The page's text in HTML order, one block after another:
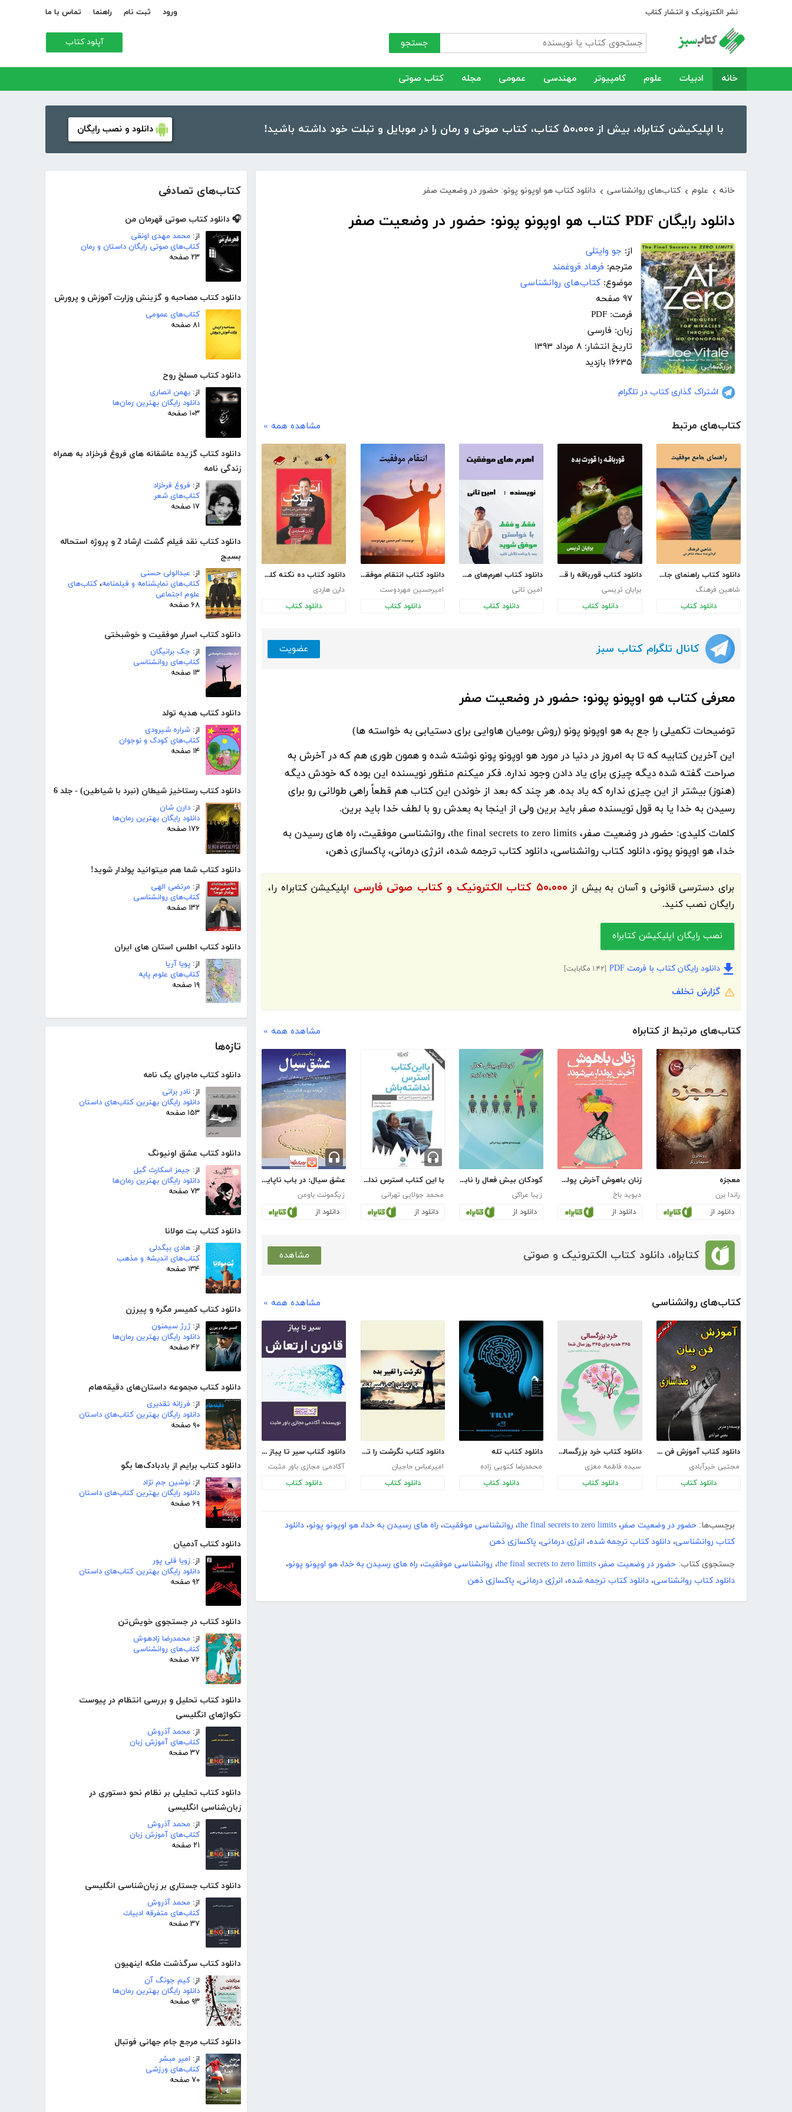
نشر الکترونیک و انتشار کتاب ورود ثبت نام راهنما تماس با ما
جستجو آپلود کتاب
خانه ادبیات علوم کامپیوتر مهندسی عمومی مجله کتاب صوتی
با اپلیکیشن کتابراه، بیش از ۵۰،۰۰۰ کتاب، کتاب صوتی و رمان را در موبایل و تبلت خود داشته باشید! دانلود و نصب رایگان
کتاب‌های تصادفی
🎧 دانلود کتاب صوتی قهرمان من
از: محمد مهدی اونقی
کتاب‌های صوتی رایگان داستان و رمان
۲۳ صفحه
دانلود کتاب مصاحبه و گزینش وزارت آموزش و پرورش
کتاب‌های عمومی
۸۱ صفحه
دانلود کتاب مسلخ روح
از: بهمن انصاری
دانلود رایگان بهترین رمان‌ها
۱۰۳ صفحه
دانلود کتاب گزیده عاشقانه های فروغ فرخزاد به همراه
زندگی نامه
از: فروغ فرخزاد
کتاب‌های شعر
۱۷ صفحه
دانلود کتاب نقد فیلم گشت ارشاد 2 و پروژه استحاله
بسیج
از: عبدالولی حسنی
کتاب‌های نمایشنامه و فیلمنامه، کتاب‌های
علوم اجتماعی
۶۸ صفحه
دانلود کتاب اسرار موفقیت و خوشبختی
از: جک برانیگان
کتاب‌های روانشناسی
۱۳ صفحه
دانلود کتاب هدیه تولد
از: شراره شیرودی
کتاب‌های کودک و نوجوان
۱۴ صفحه
دانلود کتاب رستاخیز شیطان (نبرد با شیاطین) - جلد 6
از: دارن شان
دانلود رایگان بهترین رمان‌ها
۱۷۶ صفحه
دانلود کتاب شما هم میتوانید پولدار شوید!
از: مرتضی الهی
کتاب‌های روانشناسی
۱۳۲ صفحه
دانلود کتاب اطلس استان های ایران
از: پویا آریا
کتاب‌های علوم پایه
۱۹ صفحه
تازه‌ها
دانلود کتاب ماجرای یک نامه
از: نادر براتی
دانلود رایگان بهترین کتاب‌های داستان
۱۵۳ صفحه
دانلود کتاب عشق اونیونگ
از: جیمز اسکارث گیل
دانلود رایگان بهترین رمان‌ها
۷۳ صفحه
دانلود کتاب بت مولانا
از: هادی بیگدلی
کتاب‌های اندیشه و مذهب
۱۳۴ صفحه
دانلود کتاب کمیسر مگره و پیرزن
از:ژرژ سیمنون
دانلود رایگان بهترین رمان‌ها
۴۲ صفحه
دانلود کتاب مجموعه داستان‌های دقیقه‌هام
از: فرزانه تقدیری
دانلود رایگان بهترین کتاب‌های داستان
۹۰ صفحه
دانلود کتاب برایم از بادبادک‌ها بگو
از: نوشین جم نژاد
دانلود رایگان بهترین کتاب‌های داستان
۶۹ صفحه
دانلود کتاب آدمیان
از: زویا قلی پور
دانلود رایگان بهترین کتاب‌های داستان
۹۲ صفحه
دانلود کتاب در جستجوی خویش‌تن
از: محمدرضا زادهوش
کتاب‌های روانشناسی
۷۲ صفحه
دانلود کتاب تحلیل و بررسی انتظام در پیوست
تکواژهای انگلیسی
از: محمد آذروش
کتاب‌های آموزش زبان
۳۷ صفحه
دانلود کتاب تحلیلی بر نظام نحو دستوری در
زبان‌شناسی انگلیسی
از: محمد آذروش
کتاب‌های آموزش زبان
۲۱ صفحه
دانلود کتاب جستاری بر زبان‌شناسی انگلیسی
از: محمد آذروش
کتاب‌های متفرقه ادبیات
۳۷ صفحه
دانلود کتاب سرگذشت ملکه اینهیون
از: کیم جونگ آن
دانلود رایگان بهترین رمان‌ها
۹۳ صفحه
دانلود کتاب مرجع جام جهانی فوتبال
از: امیر مبشر
کتاب‌های ورزشی
۷۰ صفحه
خانه › علوم › کتاب‌های روانشناسی › دانلود کتاب هو اوپونو پونو: حضور در وضعیت صفر
دانلود رایگان PDF کتاب هو اوپونو پونو: حضور در وضعیت صفر
بزرگنمایی
از: جو وایتلی
مترجم: فرهاد فروغمند
موضوع: کتاب‌های روانشناسی
۹۷ صفحه
فرمت: PDF
زبان: فارسی
تاریخ انتشار: ۸ مرداد ۱۳۹۳
۱۶۶۳۵ بازدید
اشتراک گذاری کتاب در تلگرام
کتاب‌های مرتبط مشاهده همه »
دانلود کتاب راهنمای جامع موفقیت
شاهین فرهنگ
دانلود کتاب
دانلود کتاب قورباقه را قورت بده!
برایان تریسی
دانلود کتاب
دانلود کتاب اهرم‌های موفقیت
امین تانی
دانلود کتاب
دانلود کتاب انتقام موفقیت
امیرحسین مهردوست
دانلود کتاب
دانلود کتاب ده نکته کلیدی از کتاب اثر مرکب
دارن هاردی
دانلود کتاب
کانال تلگرام کتاب سبز عضویت
معرفی کتاب هو اوپونو پونو: حضور در وضعیت صفر
توضیحات تکمیلی را جع به هو اوپونو پونو (روش بومیان هاوایی برای دستیابی به خواسته ها)
این آخرین کتابیه که تا به امروز در دنیا در مورد هو اوپونو پونو نوشته شده و همون طوری هم که در آخرش به
صراحت گفته شده دیگه چیزی برای یاد دادن وجود نداره. فکر میکنم منظور نویسنده این بوده که خودش دیگه
(هنوز) بیشتر از این چیزی نداره که یاد بده. هر چند که بعد از خوندن این کتاب هم قطعاً راهی طولانی رو برای
رسیدن به خدا یا به قول نویسنده صفر باید برین ولی از اینجا به بعدش رو با لطف خدا باید برین.
کلمات کلیدی:
حضور در وضعیت صفر، the final secrets to zero limits، روانشناسی موفقیت، راه های رسیدن به
خدا، هو اوپونو پونو، دانلود کتاب روانشناسی، دانلود کتاب ترجمه شده، انرژی درمانی، پاکسازی ذهن،
برای دسترسی قانونی و آسان به بیش از ۵۰،۰۰۰ کتاب الکترونیک و کتاب صوتی فارسی اپلیکیشنکتابراه را،
رایگان نصب کنید.
نصب رایگان اپلیکیشن کتابراه
دانلود رایگان کتاب با فرمت PDF [۱.۴۲ مگابایت]
گزارش تخلف
کتاب‌های مرتبط از کتابراه مشاهده همه »
معجزه
راندا برن
دانلود از
زنان باهوش آخرش پولدار می‌شوند
دیوید باخ
دانلود از
کودکان بیش فعال را نابغه کنیم
زیبا عراکی
دانلود از
با این کتاب استرس نداشته باش
محمد جولایی تهرانی
دانلود از
عشق سیال: در باب ناپایداری پیوندهای انسانی
زیگمونت باومن
دانلود از
کتابراه، دانلود کتاب الکترونیک و صوتی مشاهده
کتاب‌های روانشناسی مشاهده همه »
دانلود کتاب آموزش فن بیان و صداسازی
مجتبی خیرآبادی
دانلود کتاب
دانلود کتاب خرد بزرگسالی:365 هدیه برای 365 روز سال شما
سیده فاطمه معزی
دانلود کتاب
دانلود کتاب تله
محمدرضا کتویی زاده
دانلود کتاب
دانلود کتاب نگرشت را تغییر بده تا زندگی‌ات تغییر کند
امیرعباس حاجیان
دانلود کتاب
دانلود کتاب سیر تا پیاز قانون ارتعاش
آکادمی مجازی باور مثبت
دانلود کتاب
برچسب‌ها: حضور در وضعیت صفر، the final secrets to zero limits، روانشناسی موفقیت، راه های رسیدن به خدا، هو اوپونو پونو، دانلود
کتاب روانشناسی، دانلود کتاب ترجمه شده، انرژی درمانی، پاکسازی ذهن
جستجوی کتاب: حضور در وضعیت صفر، the final secrets to zero limits، روانشناسی موفقیت، راه های رسیدن به خدا، هو اوپونو پونو،
دانلود کتاب روانشناسی، دانلود کتاب ترجمه شده، انرژی درمانی، پاکسازی ذهن